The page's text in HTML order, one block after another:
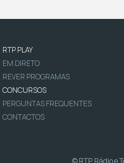
RTP PLAY
EM DIRETO
REVER PROGRAMAS
CONCURSOS
PERGUNTAS FREQUENTES
CONTACTOS
© RTP, Rádio e